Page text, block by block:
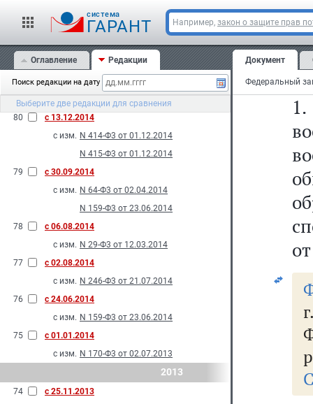
cистема
ГАРАНТ Например, закон о защите прав
Оглавление Редакции
Поиск редакции на дату
Выберите две редакции для сравнения
82
с 03.01.2015
с изм. N 433-Ф3 от 22.12.2014
81
с 01.01.2015
с изм. N 431-Ф3 от 22.12.2014
2014
80
с 13.12.2014
с изм. N 414-Ф3 от 01.12.2014
N 415-Ф3 от 01.12.2014
79
с 30.09.2014
с изм. N 64-Ф3 от 02.04.2014
N 159-Ф3 от 23.06.2014
78
с 06.08.2014
с изм. N 29-Ф3 от 12.03.2014
77
с 02.08.2014
с изм. N 246-Ф3 от 21.07.2014
76
с 24.06.2014
с изм. N 159-Ф3 от 23.06.2014
75
с 01.01.2014
с изм. N 170-Ф3 от 02.07.2013
2013
74
с 25.11.2013
Документ